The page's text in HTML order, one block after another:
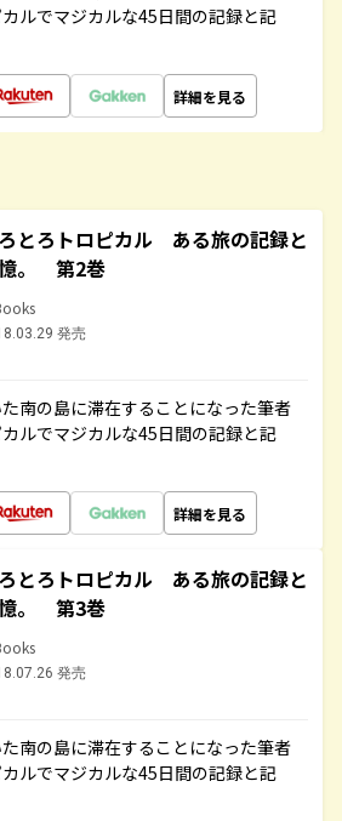
ルでマジカルな45日間の記録と記
詳細を見る
とろトロピカル ある旅の記録と
。 第2巻
発売
南の島に滞在することになった筆者
ルでマジカルな45日間の記録と記
詳細を見る
とろトロピカル ある旅の記録と
。 第3巻
発売
南の島に滞在することになった筆者
ルでマジカルな45日間の記録と記